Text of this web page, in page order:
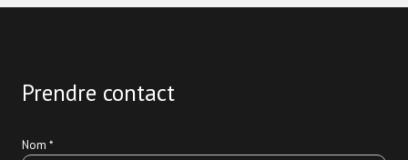
Prendre contact
Nom *